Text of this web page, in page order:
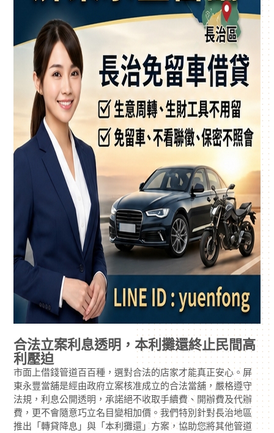
合法立案利息透明，本利攤還終止民間高
利壓迫
市面上借錢管道百百種，選對合法的店家才能真正安心。屏
東永豐當舖是經由政府立案核准成立的合法當舖，嚴格遵守
法規，利息公開透明，承諾絕不收取手續費、開辦費及代辦
費，更不會隨意巧立名目變相加價。我們特別針對長治地區
推出「轉貸降息」與「本利攤還」方案，協助您將其他管道